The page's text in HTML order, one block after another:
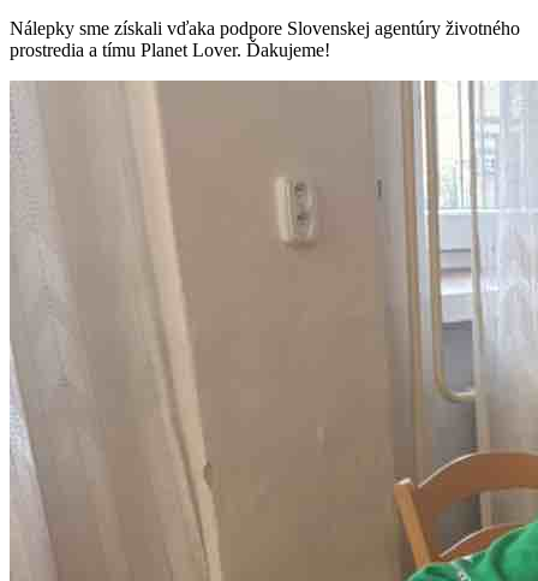
Nálepky sme získali vďaka podpore Slovenskej agentúry životného
prostredia a tímu Planet Lover. Ďakujeme!